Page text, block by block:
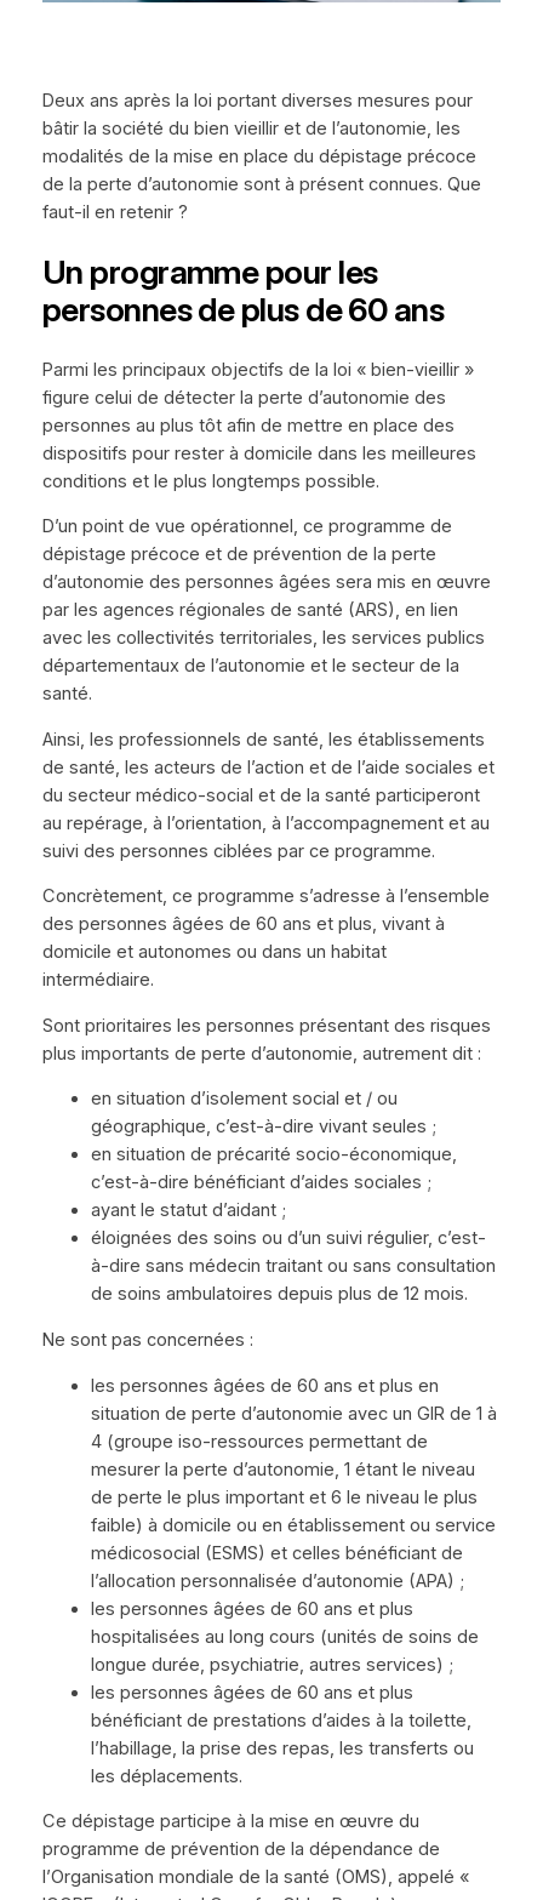
Deux ans après la loi portant diverses mesures pour
bâtir la société du bien vieillir et de l’autonomie, les
modalités de la mise en place du dépistage précoce
de la perte d’autonomie sont à présent connues. Que
faut-il en retenir ?
Un programme pour les
personnes de plus de 60 ans
Parmi les principaux objectifs de la loi « bien-vieillir »
figure celui de détecter la perte d’autonomie des
personnes au plus tôt afin de mettre en place des
dispositifs pour rester à domicile dans les meilleures
conditions et le plus longtemps possible.
D’un point de vue opérationnel, ce programme de
dépistage précoce et de prévention de la perte
d’autonomie des personnes âgées sera mis en œuvre
par les agences régionales de santé (ARS), en lien
avec les collectivités territoriales, les services publics
départementaux de l’autonomie et le secteur de la
santé.
Ainsi, les professionnels de santé, les établissements
de santé, les acteurs de l’action et de l’aide sociales et
du secteur médico-social et de la santé participeront
au repérage, à l’orientation, à l’accompagnement et au
suivi des personnes ciblées par ce programme.
Concrètement, ce programme s’adresse à l’ensemble
des personnes âgées de 60 ans et plus, vivant à
domicile et autonomes ou dans un habitat
intermédiaire.
Sont prioritaires les personnes présentant des risques
plus importants de perte d’autonomie, autrement dit :
en situation d’isolement social et / ou
géographique, c’est-à-dire vivant seules ;
en situation de précarité socio-économique,
c’est-à-dire bénéficiant d’aides sociales ;
ayant le statut d’aidant ;
éloignées des soins ou d’un suivi régulier, c’est-
à-dire sans médecin traitant ou sans consultation
de soins ambulatoires depuis plus de 12 mois.
Ne sont pas concernées :
les personnes âgées de 60 ans et plus en
situation de perte d’autonomie avec un GIR de 1 à
4 (groupe iso-ressources permettant de
mesurer la perte d’autonomie, 1 étant le niveau
de perte le plus important et 6 le niveau le plus
faible) à domicile ou en établissement ou service
médicosocial (ESMS) et celles bénéficiant de
l’allocation personnalisée d’autonomie (APA) ;
les personnes âgées de 60 ans et plus
hospitalisées au long cours (unités de soins de
longue durée, psychiatrie, autres services) ;
les personnes âgées de 60 ans et plus
bénéficiant de prestations d’aides à la toilette,
l’habillage, la prise des repas, les transferts ou
les déplacements.
Ce dépistage participe à la mise en œuvre du
programme de prévention de la dépendance de
l’Organisation mondiale de la santé (OMS), appelé «